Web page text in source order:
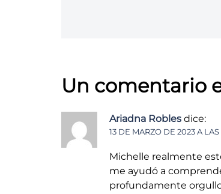
Un comentario
Ariadna Robles dice:
13 DE MARZO DE 2023 A
Michelle realmente
me ayudó a
profundamente